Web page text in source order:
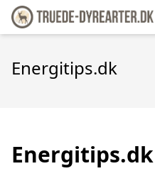
Energitips.dk
Energitips.dk